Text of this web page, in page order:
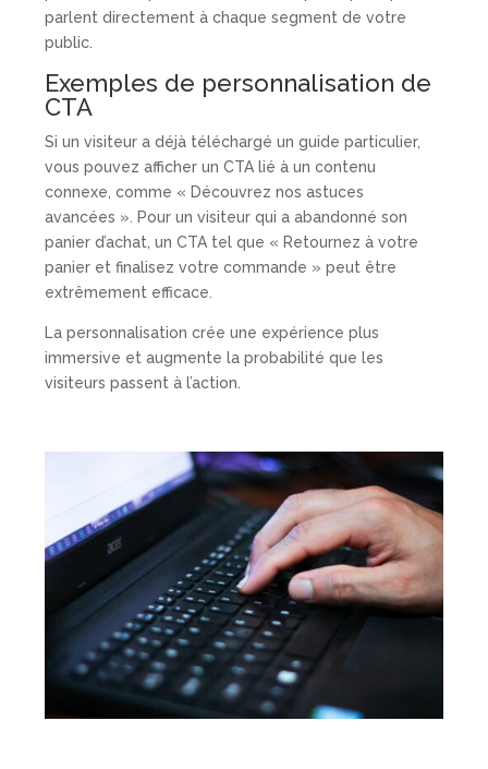
parlent directement à chaque segment de votre
public.
Exemples de personnalisation de
CTA
Si un visiteur a déjà téléchargé un guide particulier,
vous pouvez afficher un CTA lié à un contenu
connexe, comme « Découvrez nos astuces
avancées ». Pour un visiteur qui a abandonné son
panier d’achat, un CTA tel que « Retournez à votre
panier et finalisez votre commande » peut être
extrêmement efficace.
La personnalisation crée une expérience plus
immersive et augmente la probabilité que les
visiteurs passent à l’action.